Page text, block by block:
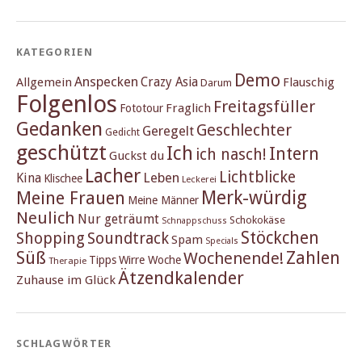
KATEGORIEN
Allgemein Anspecken Crazy Asia Darum Demo Flauschig
Folgenlos Fototour Fraglich Freitagsfüller
Gedanken Gedicht Geregelt Geschlechter
geschützt Guckst du Ich ich nasch! Intern
Kina Klischee Lacher Leben Leckerei Lichtblicke
Meine Frauen Meine Männer Merk-würdig
Neulich Nur geträumt Schnappschuss Schokokäse
Shopping SoundtrackSpam Specials Stöckchen
Süß Therapie TippsWirre WocheWochenende! Zahlen
Zuhause im Glück Ätzendkalender
SCHLAGWÖRTER